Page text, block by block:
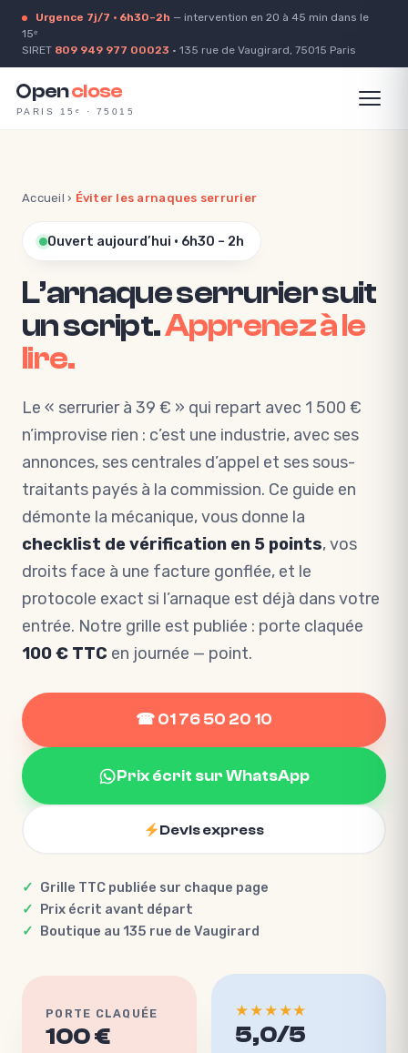
Urgence 7j/7 · 6h30–2h — intervention en 20 à 45 min dans le
15ᵉ
SIRET 809 949 977 00023 · 135 rue de Vaugirard, 75015 Paris
penclose
PARIS 15ᵉ · 75015
Accueil › Éviter les arnaques serrurier
Ouvert aujourd’hui · 6h30 – 2h
L’arnaque serrurier suit
un script.Apprenez à le
lire.
Le « serrurier à 39 € » qui repart avec 1 500 €
n’improvise rien : c’est une industrie, avec ses
annonces, ses centrales d’appel et ses sous-
traitants payés à la commission. Ce guide en
démonte la mécanique, vous donne la
checklist de vérification en 5 points, vos
droits face à une facture gonflée, et le
protocole exact si l’arnaque est déjà dans votre
entrée. Notre grille est publiée : porte claquée
100 € TTC en journée — point.
☎ 01 76 50 20 10
Prix écrit sur WhatsApp
Devis express
Grille TTC publiée sur chaque page
Prix écrit avant départ
Boutique au 135 rue de Vaugirard
PORTE CLAQUÉE
100 €
★★★★★
5,0/5